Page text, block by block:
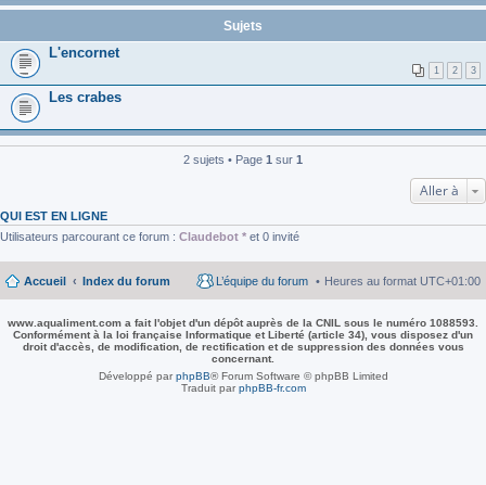
Sujets
L'encornet
1 2 3
Les crabes
2 sujets • Page 1 sur 1
Aller à
QUI EST EN LIGNE
Utilisateurs parcourant ce forum : Claudebot * et 0 invité
Accueil Index du forum Heures au format UTC+01:00
L’équipe du forum
www.aqualiment.com a fait l'objet d'un dépôt auprès de la CNIL sous le numéro 1088593.
Conformément à la loi française Informatique et Liberté (article 34), vous disposez d'un
droit d'accès, de modification, de rectification et de suppression des données vous
concernant.
Développé parphpBB® Forum Software © phpBB Limited
Traduit parphpBB-fr.com